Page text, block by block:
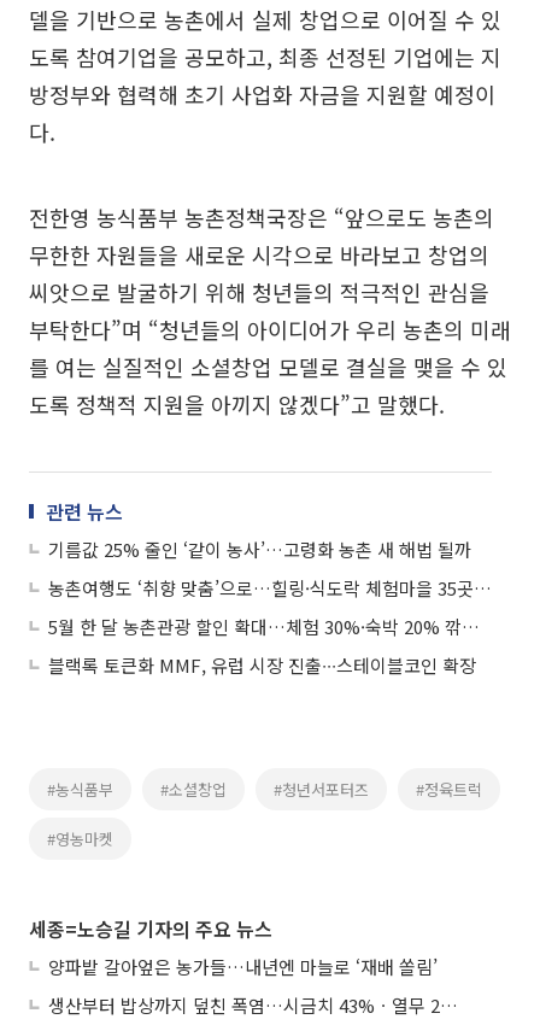
델을 기반으로 농촌에서 실제 창업으로 이어질 수 있
도록 참여기업을 공모하고, 최종 선정된 기업에는 지
방정부와 협력해 초기 사업화 자금을 지원할 예정이
다.
전한영 농식품부 농촌정책국장은 “앞으로도 농촌의
무한한 자원들을 새로운 시각으로 바라보고 창업의
씨앗으로 발굴하기 위해 청년들의 적극적인 관심을
부탁한다”며 “청년들의 아이디어가 우리 농촌의 미래
를 여는 실질적인 소셜창업 모델로 결실을 맺을 수 있
도록 정책적 지원을 아끼지 않겠다”고 말했다.
관련 뉴스
기름값 25% 줄인 ‘같이 농사’…고령화 농촌 새 해법 될까
농촌여행도 ‘취향 맞춤’으로…힐링·식도락 체험마을 35곳 선정
5월 한 달 농촌관광 할인 확대…체험 30%·숙박 20% 깎아준다
블랙록 토큰화 MMF, 유럽 시장 진출∙∙∙스테이블코인 확장
#농식품부 #소셜창업 #청년서포터즈 #정육트럭
#영농마켓
세종=노승길 기자의 주요 뉴스
양파밭 갈아엎은 농가들…내년엔 마늘로 ‘재배 쏠림’
생산부터 밥상까지 덮친 폭염…시금치 43%ㆍ열무 28% 급등